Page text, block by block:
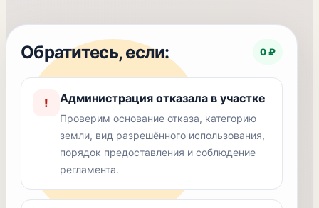
Обратитесь, если: 0 ₽
! Администрация отказала в участке
Проверим основание отказа, категорию
земли, вид разрешённого использования,
порядок предоставления и соблюдение
регламента.